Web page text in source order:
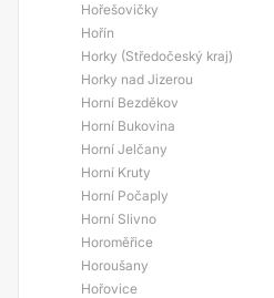
Hořešovičky
Hořín
Horky (Středočeský kraj)
Horky nad Jizerou
Horní Bezděkov
Horní Bukovina
Horní Jelčany
Horní Kruty
Horní Počaply
Horní Slivno
Horoměřice
Horoušany
Hořovice